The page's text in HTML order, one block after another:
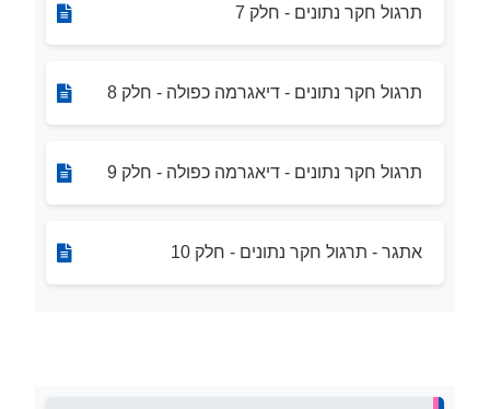
תרגול חקר נתונים - חלק 7
תרגול חקר נתונים - דיאגרמה כפולה - חלק 8
תרגול חקר נתונים - דיאגרמה כפולה - חלק 9
אתגר - תרגול חקר נתונים - חלק 10